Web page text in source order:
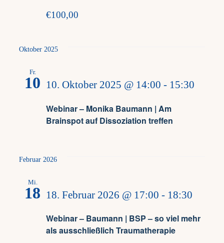
€100,00
Oktober 2025
Fr.
10
Webinar – Monika Baumann | Am
Brainspot auf Dissoziation treffen
10. Oktober 2025 @ 14:00 - 15:30
Februar 2026
Mi.
18
Webinar – Baumann | BSP – so viel mehr
als ausschließlich Traumatherapie
18. Februar 2026 @ 17:00 - 18:30